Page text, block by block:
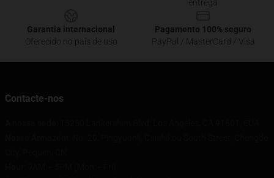
entrega
Garantia internacional
Oferecido no país de uso
Pagamento 100% seguro
PayPal / MasterCard / Visa
Contacte-nos